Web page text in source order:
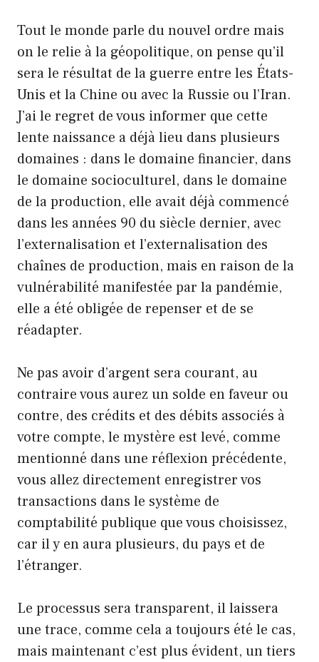
Tout le monde parle du nouvel ordre mais
on le relie à la géopolitique, on pense qu’il
sera le résultat de la guerre entre les États-
Unis et la Chine ou avec la Russie ou l’Iran.
J’ai le regret de vous informer que cette
lente naissance a déjà lieu dans plusieurs
domaines : dans le domaine financier, dans
le domaine socioculturel, dans le domaine
de la production, elle avait déjà commencé
dans les années 90 du siècle dernier, avec
l’externalisation et l’externalisation des
chaînes de production, mais en raison de la
vulnérabilité manifestée par la pandémie,
elle a été obligée de repenser et de se
réadapter.
Ne pas avoir d’argent sera courant, au
contraire vous aurez un solde en faveur ou
contre, des crédits et des débits associés à
votre compte, le mystère est levé, comme
mentionné dans une réflexion précédente,
vous allez directement enregistrer vos
transactions dans le système de
comptabilité publique que vous choisissez,
car il y en aura plusieurs, du pays et de
l’étranger.
Le processus sera transparent, il laissera
une trace, comme cela a toujours été le cas,
mais maintenant c’est plus évident, un tiers